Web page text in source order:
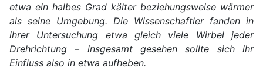
etwa ein halbes Grad kälter beziehungsweise wärmer
als seine Umgebung. Die Wissenschaftler fanden in
ihrer Untersuchung etwa gleich viele Wirbel jeder
Drehrichtung – insgesamt gesehen sollte sich ihr
Einfluss also in etwa aufheben.